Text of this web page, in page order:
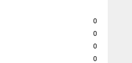
0
0
0
0